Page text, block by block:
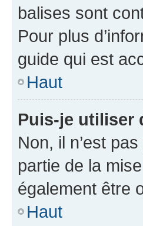
balises sont
Pour plus
guide qui est
Haut
Puis-je utiliser
Non, il n’est
partie de la
également être
Haut